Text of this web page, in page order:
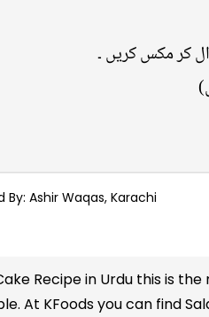
کر مکس کریں ۔
By: Ashir Waqas, Karachi
Recipe in Urdu this is the
At KFoods you can find